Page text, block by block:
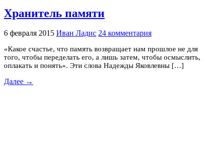
Хранитель памяти
6 февраля 2015 Иван Ладис 24 комментария
«Какое счастье, что память возвращает нам прошлое не для
того, чтобы переделать его, а лишь затем, чтобы осмыслить,
оплакать и понять». Эти слова Надежды Яковлевны […]
Далее →